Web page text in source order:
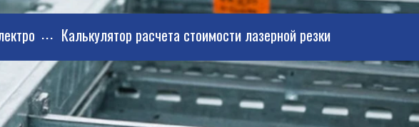
Калькулятор расчета стоимости лазерной резки